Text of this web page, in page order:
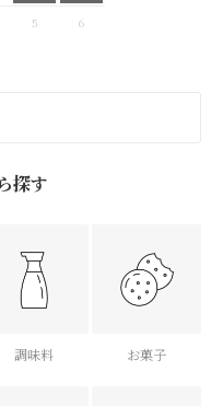
5 6
探す
調味料 お菓子